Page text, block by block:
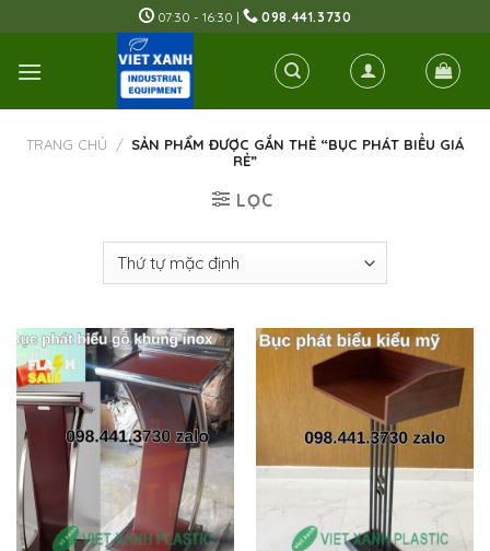
to
content
07:30 - 16:30 | 098.441.3730
TRANG CHỦ / SẢN PHẨM ĐƯỢC GẮN THẺ “BỤC PHÁT BIỂU GIÁ
RẺ”
LỌC